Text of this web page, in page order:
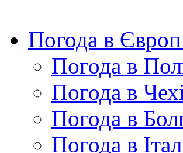
Погода в
Погода в
Погода в
Погода в
Погода в